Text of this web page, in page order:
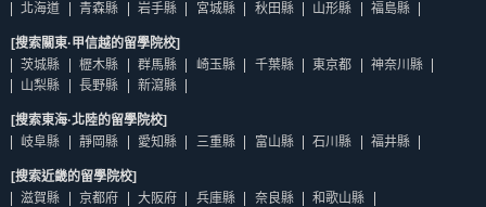
北海道
青森縣 岩手縣 宮城縣 秋田縣 山形縣 福島縣
[搜索關東·甲信越的留學院校]
茨城縣
櫪木縣 群馬縣 崎玉縣 千葉縣 東京都
神奈川縣
山梨縣
長野縣 新瀉縣
[搜索東海·北陸的留學院校]
岐阜縣
靜岡縣 愛知縣 三重縣 富山縣 石川縣 福井縣
[搜索近畿的留學院校]
滋賀縣
京都府 大阪府 兵庫縣 奈良縣 和歌山縣